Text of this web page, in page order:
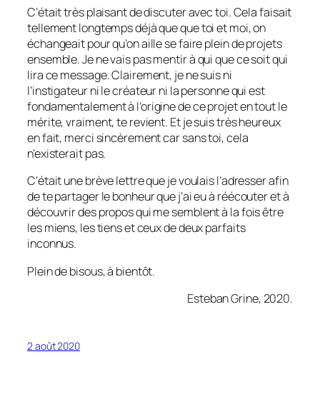
C’était très plaisant de discuter avec toi. Cela faisait
tellement longtemps déjà que que toi et moi, on
échangeait pour qu’on aille se faire plein de projets
ensemble. Je ne vais pas mentir à qui que ce soit qui
lira ce message. Clairement, je ne suis ni
l’instigateur ni le créateur ni la personne qui est
fondamentalement à l’origine de ce projet en tout le
mérite, vraiment, te revient. Et je suis très heureux
en fait, merci sincèrement car sans toi, cela
n’existerait pas.
C’était une brève lettre que je voulais l’adresser afin
de te partager le bonheur que j’ai eu à réécouter et à
découvrir des propos qui me semblent à la fois être
les miens, les tiens et ceux de deux parfaits
inconnus.
Plein de bisous, à bientôt.
Esteban Grine, 2020.
2 août 2020